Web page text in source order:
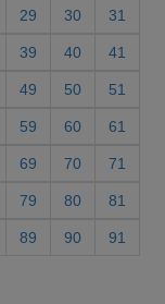
29 30 31
39 40 41
49 50 51
59 60 61
69 70 71
79 80 81
89 90 91